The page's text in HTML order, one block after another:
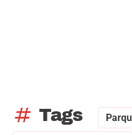
tag Tags